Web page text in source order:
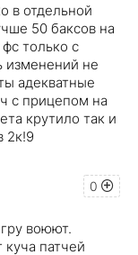
в отдельной
50 баксов на
только с
изменений не
адекватные
с прицепом на
крутило так и
2к!9
0
воюют.
куча патчей